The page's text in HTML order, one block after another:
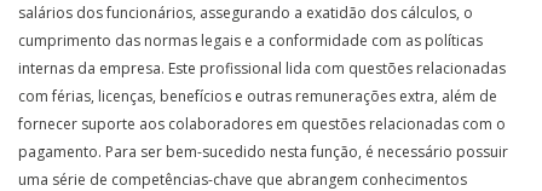
salários dos funcionários, assegurando a exatidão dos cálculos, o
cumprimento das normas legais e a conformidade com as políticas
internas da empresa. Este profissional lida com questões relacionadas
com férias, licenças, benefícios e outras remunerações extra, além de
fornecer suporte aos colaboradores em questões relacionadas com o
pagamento. Para ser bem-sucedido nesta função, é necessário possuir
uma série de competências-chave que abrangem conhecimentos